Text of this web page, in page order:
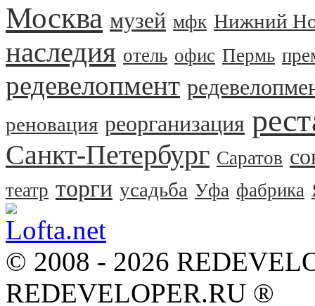
Москва музей мфк Нижний
наследия отель офис Пермь
редевелопмент
реновация реорганизация
Санкт-Петербург Саратов
театр торги усадьба Уфа фабрика
© 2008 - 2026
REDEVELOPER.RU ®